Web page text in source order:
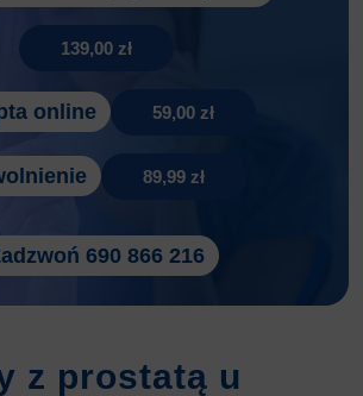
139,00 zł
online 59,00 zł
89,99 zł
690 866 216
z prostatą u